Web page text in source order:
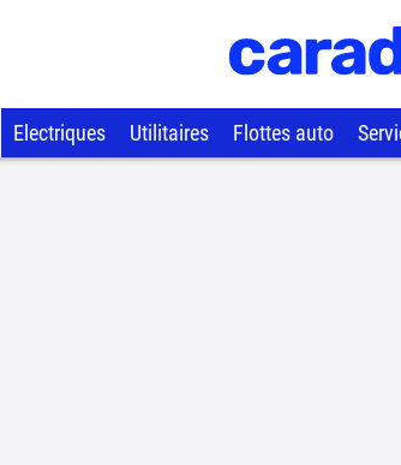
Electriques Utilitaires Flottes auto